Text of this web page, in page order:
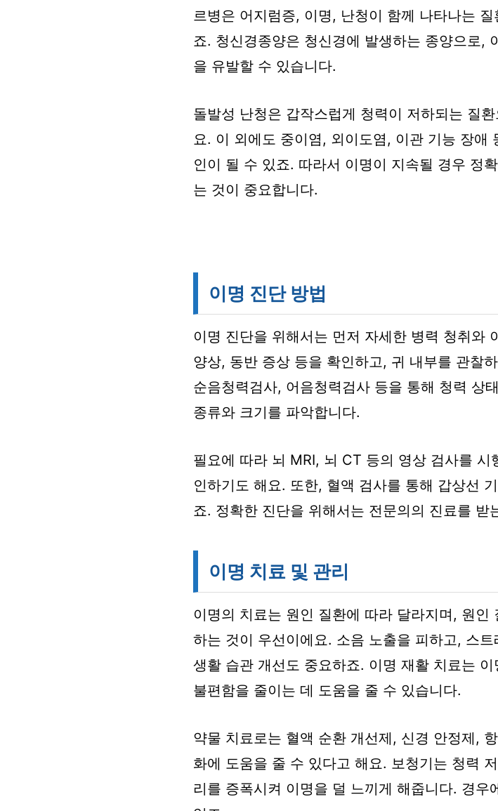
르병은 어지럼증, 이명, 난청이 함께 나타나는
죠. 청신경종양은 청신경에 발생하는 종양으로,
을 유발할 수 있습니다.
돌발성 난청은 갑작스럽게 청력이 저하되는 질
요. 이 외에도 중이염, 외이도염, 이관 기능 장애
인이 될 수 있죠. 따라서 이명이 지속될 경우 정
는 것이 중요합니다.
이명 진단 방법
이명 진단을 위해서는 먼저 자세한 병력 청취와
양상, 동반 증상 등을 확인하고, 귀 내부를 관찰
순음청력검사, 어음청력검사 등을 통해 청력 상
종류와 크기를 파악합니다.
필요에 따라 뇌 MRI, 뇌 CT 등의 영상 검사를
인하기도 해요. 또한, 혈액 검사를 통해 갑상선
죠. 정확한 진단을 위해서는 전문의의 진료를 받
이명 치료 및 관리
이명의 치료는 원인 질환에 따라 달라지며, 원
하는 것이 우선이에요. 소음 노출을 피하고, 스
생활 습관 개선도 중요하죠. 이명 재활 치료는
불편함을 줄이는 데 도움을 줄 수 있습니다.
약물 치료로는 혈액 순환 개선제, 신경 안정제,
화에 도움을 줄 수 있다고 해요. 보청기는 청력
리를 증폭시켜 이명을 덜 느끼게 해줍니다. 경